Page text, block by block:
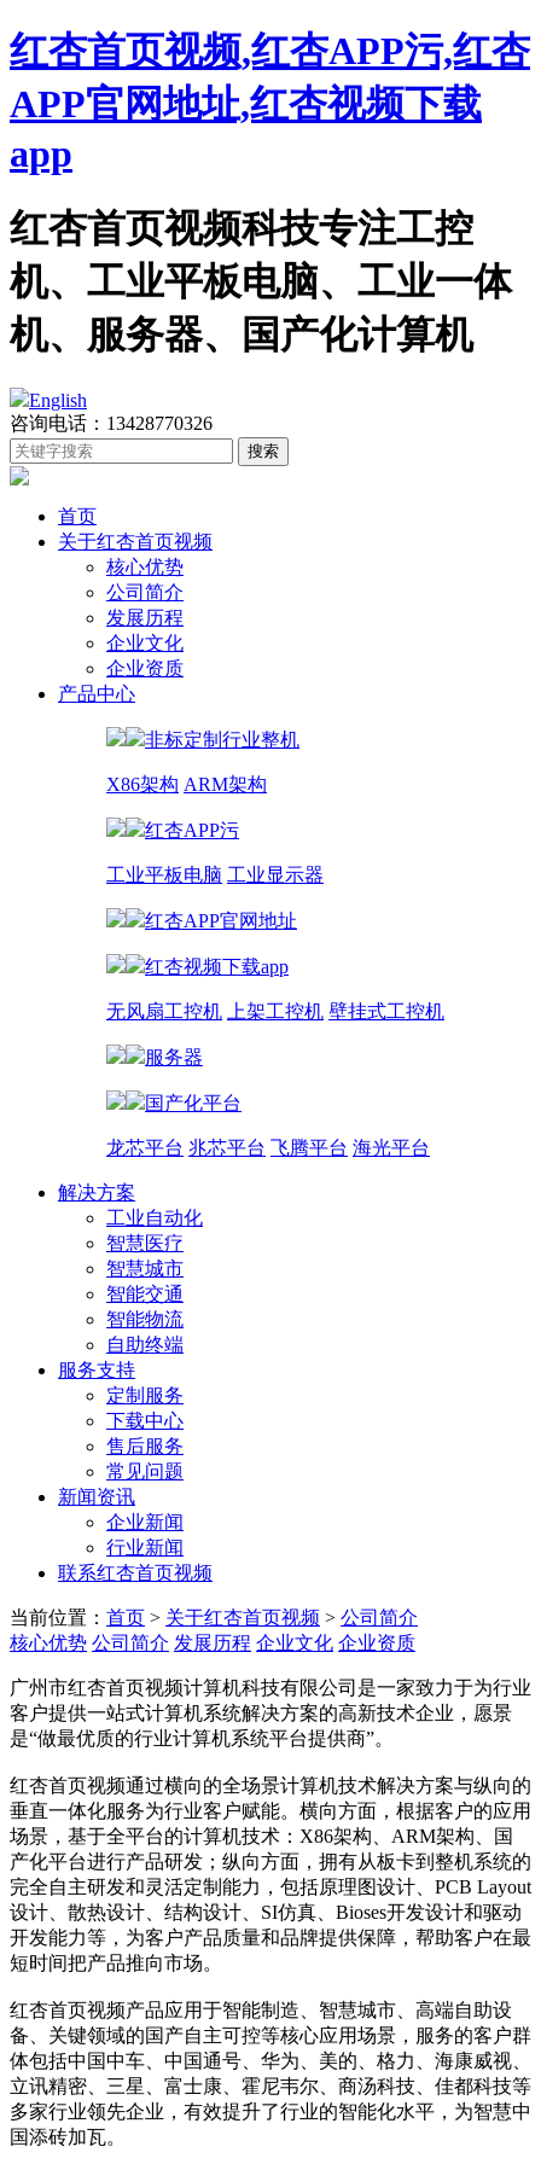
红杏首页视频,红杏APP污,红杏
APP官网地址,红杏视频下载
app
红杏首页视频科技专注工控
机、工业平板电脑、工业一体
机、服务器、国产化计算机
English
咨询电话：13428770326
首页
关于红杏首页视频
核心优势
公司简介
发展历程
企业文化
企业资质
产品中心
非标定制行业整机
X86架构 ARM架构
红杏APP污
工业平板电脑 工业显示器
红杏APP官网地址
红杏视频下载app
无风扇工控机 上架工控机 壁挂式工控机
服务器
国产化平台
龙芯平台 兆芯平台 飞腾平台 海光平台
解决方案
工业自动化
智慧医疗
智慧城市
智能交通
智能物流
自助终端
服务支持
定制服务
下载中心
售后服务
常见问题
新闻资讯
企业新闻
行业新闻
联系红杏首页视频
当前位置： 首页 > 关于红杏首页视频 > 公司简介
核心优势 公司简介 发展历程 企业文化 企业资质
广州市红杏首页视频计算机科技有限公司是一家致力于为行业
客户提供一站式计算机系统解决方案的高新技术企业，愿景
是“做最优质的行业计算机系统平台提供商”。
红杏首页视频通过横向的全场景计算机技术解决方案与纵向的
垂直一体化服务为行业客户赋能。横向方面，根据客户的应用
场景，基于全平台的计算机技术：X86架构、ARM架构、国
产化平台进行产品研发；纵向方面，拥有从板卡到整机系统的
完全自主研发和灵活定制能力，包括原理图设计、PCB Layout
设计、散热设计、结构设计、SI仿真、Bioses开发设计和驱动
开发能力等，为客户产品质量和品牌提供保障，帮助客户在最
短时间把产品推向市场。
红杏首页视频产品应用于智能制造、智慧城市、高端自助设
备、关键领域的国产自主可控等核心应用场景，服务的客户群
体包括中国中车、中国通号、华为、美的、格力、海康威视、
立讯精密、三星、富士康、霍尼韦尔、商汤科技、佳都科技等
多家行业领先企业，有效提升了行业的智能化水平，为智慧中
国添砖加瓦。